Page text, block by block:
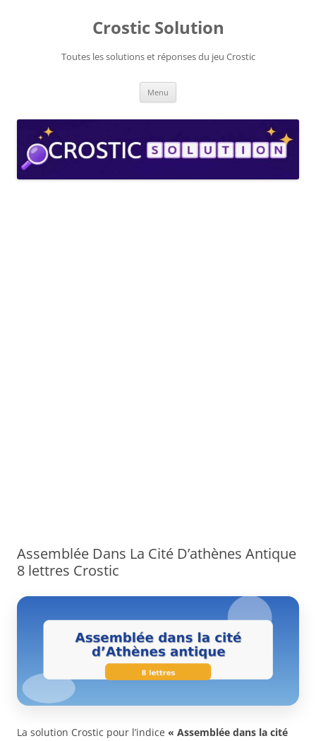
Crostic Solution
Toutes les solutions et réponses du jeu Crostic
Menu
Assemblée Dans La Cité D’athènes Antique
8 lettres Crostic
La solution Crostic pour l’indice « Assemblée dans la cité